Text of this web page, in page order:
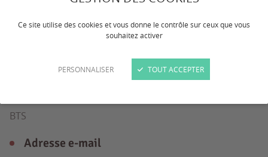
Ce site utilise des cookies et vous donne le contrôle sur ceux que vous
souhaitez activer
PERSONNALISER TOUT ACCEPTER
BTS
Adresse e-mail